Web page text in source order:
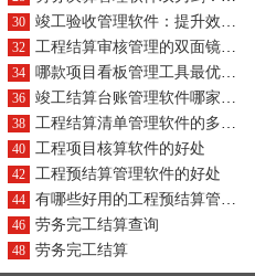
30 竣工验收管理软件：提升效率，确保质量的优势与功能特点
32 工程结算审核管理的双面镜：优缺点与特性详谈
34 哪款项目看板管理工具最优？探寻其购买价格与价值
36 竣工结算台账管理软件哪家强？全面对比与购买建议
38 工程结算清单管理软件的多样性与成本考量？
40 工程项目核算软件的好处
42 工程预结算管理软件的好处
44 有哪些好用的工程预结算管理软件
46 劳务完工结算查询
48 劳务完工结算